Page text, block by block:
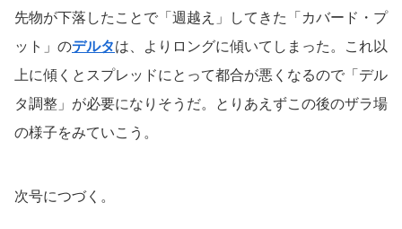
先物が下落したことで「週越え」してきた「カバード・プ
ット」のデルタは、よりロングに傾いてしまった。これ以
上に傾くとスプレッドにとって都合が悪くなるので「デル
タ調整」が必要になりそうだ。とりあえずこの後のザラ場
の様子をみていこう。
次号につづく。